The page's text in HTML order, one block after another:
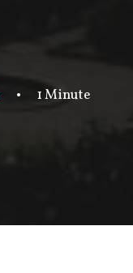
• 1 Minute